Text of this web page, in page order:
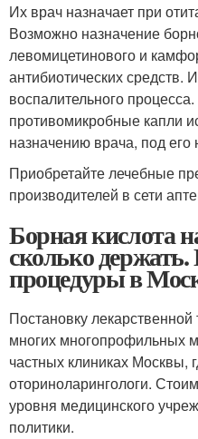
Их врач назначает при
Возможно назначение
левомицетинового и
антибиотических средств.
воспалительного
противомикробные капли
назначению врача, под
Приобретайте лечебные
производителей в сети
Борная кислота
сколько
процедуры в
Постановку
многих многопрофильных
частных клиниках Москвы,
оториноларингологи.
уровня медицинского
политики.